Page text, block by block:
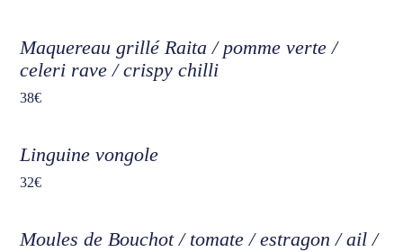
Maquereau grillé Raita / pomme verte /
celeri rave / crispy chilli
38€
Linguine vongole
32€
Moules de Bouchot / tomate / estragon / ail /